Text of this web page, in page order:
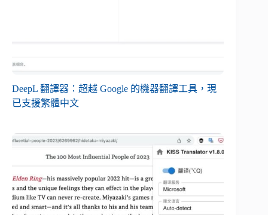
DeepL 翻譯器：超越 Google 的機器翻譯工具，現
已支援繁體中文